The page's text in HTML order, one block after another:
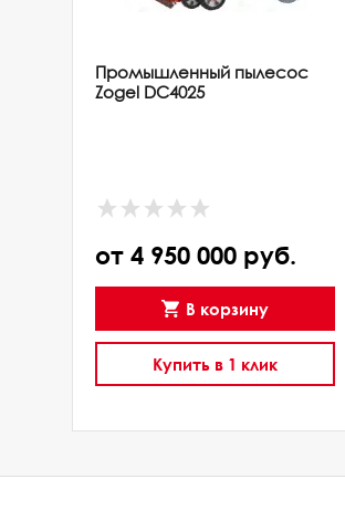
Промышленный пылесос
Zogel DC4025
от 4 950 000 руб.
В корзину
Купить в 1 клик